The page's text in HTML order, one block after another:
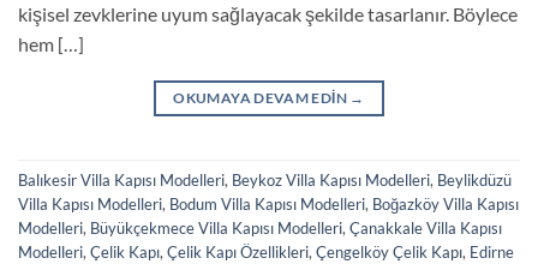
kişisel zevklerine uyum sağlayacak şekilde tasarlanır. Böylece
hem […]
OKUMAYA DEVAM EDIN →
Balıkesir Villa Kapısı Modelleri, Beykoz Villa Kapısı Modelleri, Beylikdüzü
Villa Kapısı Modelleri, Bodum Villa Kapısı Modelleri, Boğazköy Villa Kapısı
Modelleri, Büyükçekmece Villa Kapısı Modelleri, Çanakkale Villa Kapısı
Modelleri, Çelik Kapı, Çelik Kapı Özellikleri, Çengelköy Çelik Kapı, Edirne